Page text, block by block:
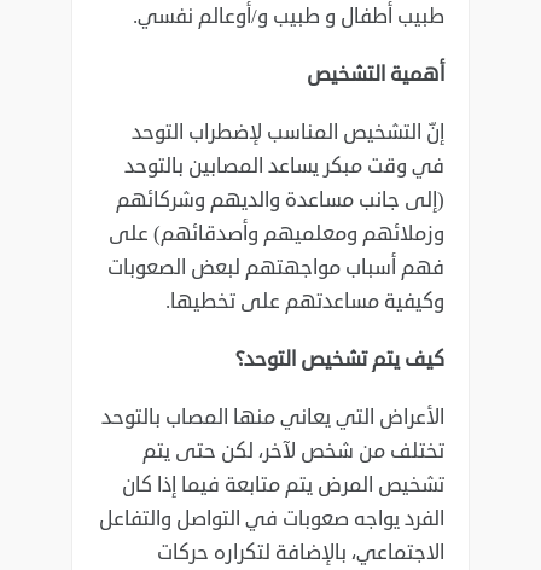
طبيب أطفال و طبيب ‏و/أوعالم نفسي.‏
أهمية التشخيص
إنّ التشخيص المناسب لإضطراب التوحد
في وقت مبكر يساعد المصابين بالتوحد
(إلى جانب مساعدة والديهم ‏وشركائهم
وزملائهم ومعلميهم وأصدقائهم) على
فهم أسباب مواجهتهم لبعض الصعوبات
وكيفية مساعدتهم ‏على تخطيها.‏
كيف يتم تشخيص التوحد؟
الأعراض التي يعاني منها المصاب بالتوحد
تختلف من شخص لآخر، لكن حتى يتم
تشخيص المرض يتم ‏متابعة فيما إذا كان
الفرد يواجه صعوبات في التواصل والتفاعل
الاجتماعي، بالإضافة لتكراره حركات